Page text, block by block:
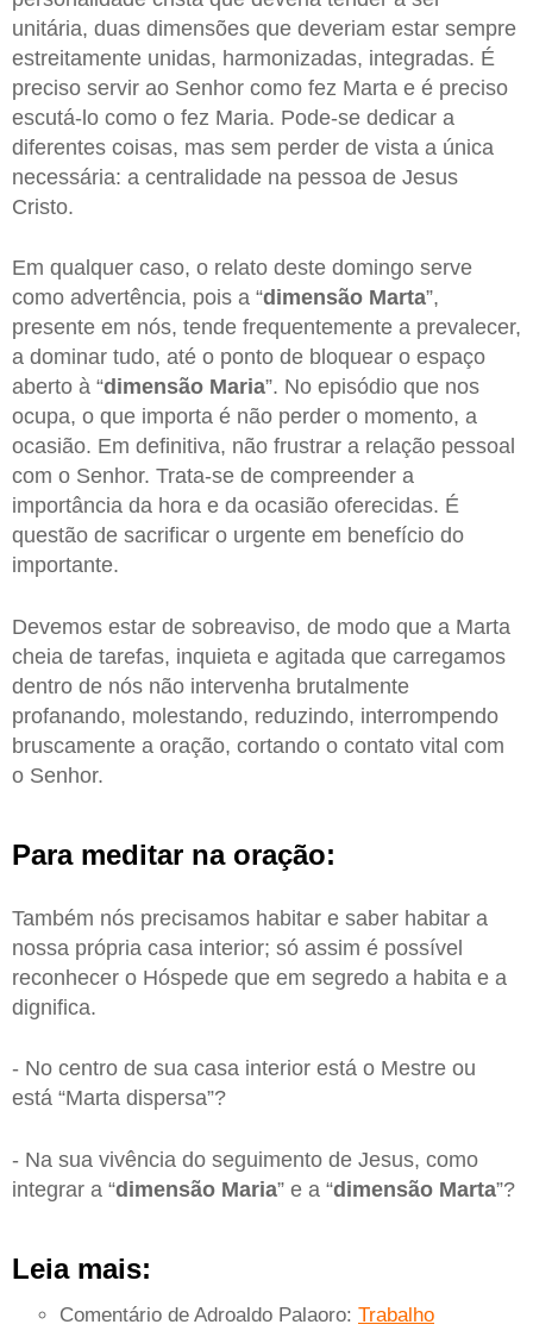
unitária, duas dimensões que deveriam estar sempre
estreitamente unidas, harmonizadas, integradas. É
preciso servir ao Senhor como fez Marta e é preciso
escutá-lo como o fez Maria. Pode-se dedicar a
diferentes coisas, mas sem perder de vista a única
necessária: a centralidade na pessoa de Jesus
Cristo.
Em qualquer caso, o relato deste domingo serve
como advertência, pois a “dimensão Marta”,
presente em nós, tende frequentemente a prevalecer,
a dominar tudo, até o ponto de bloquear o espaço
aberto à “dimensão Maria”. No episódio que nos
ocupa, o que importa é não perder o momento, a
ocasião. Em definitiva, não frustrar a relação pessoal
com o Senhor. Trata-se de compreender a
importância da hora e da ocasião oferecidas. É
questão de sacrificar o urgente em benefício do
importante.
Devemos estar de sobreaviso, de modo que a Marta
cheia de tarefas, inquieta e agitada que carregamos
dentro de nós não intervenha brutalmente
profanando, molestando, reduzindo, interrompendo
bruscamente a oração, cortando o contato vital com
o Senhor.
Para meditar na oração:
Também nós precisamos habitar e saber habitar a
nossa própria casa interior; só assim é possível
reconhecer o Hóspede que em segredo a habita e a
dignifica.
- No centro de sua casa interior está o Mestre ou
está “Marta dispersa”?
- Na sua vivência do seguimento de Jesus, como
integrar a “dimensão Maria” e a “dimensão Marta”?
Leia mais:
Comentário de Adroaldo Palaoro: Trabalho